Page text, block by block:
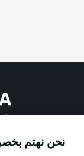
be
نحن نهتم